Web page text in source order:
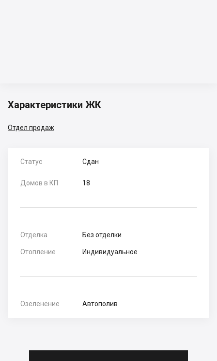
Характеристики ЖК
Отдел продаж
Статус Сдан
Домов в КП 18
Отделка Без отделки
Отопление Индивидуальное
Озеленение Автополив